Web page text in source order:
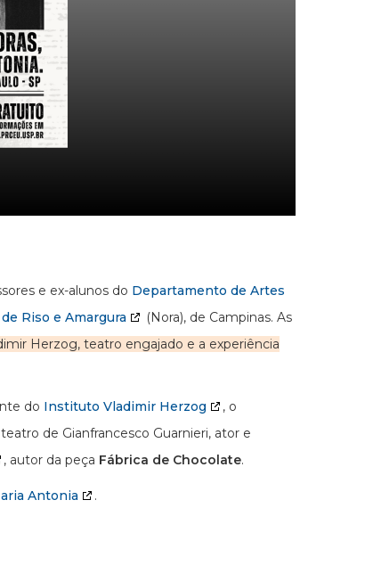
e ex-alunos do Departamento de Artes
Riso e Amargura
(Nora), de Campinas. As
Herzog, teatro engajado e a experiência
do Instituto Vladimir Herzog
, o
de Gianfrancesco Guarnieri, ator e
, autor da peça Fábrica de Chocolate.
Antonia .